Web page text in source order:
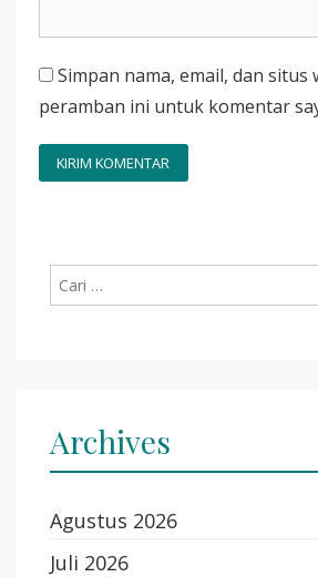
Simpan nama, email, dan situs
peramban ini untuk komentar
untuk:
Archives
Agustus 2026
Juli 2026